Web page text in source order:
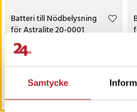
Samtycke
Batteri till Nödbelysning
för Astralite 20-0001
Pris:149 kr
149 kr
Köp